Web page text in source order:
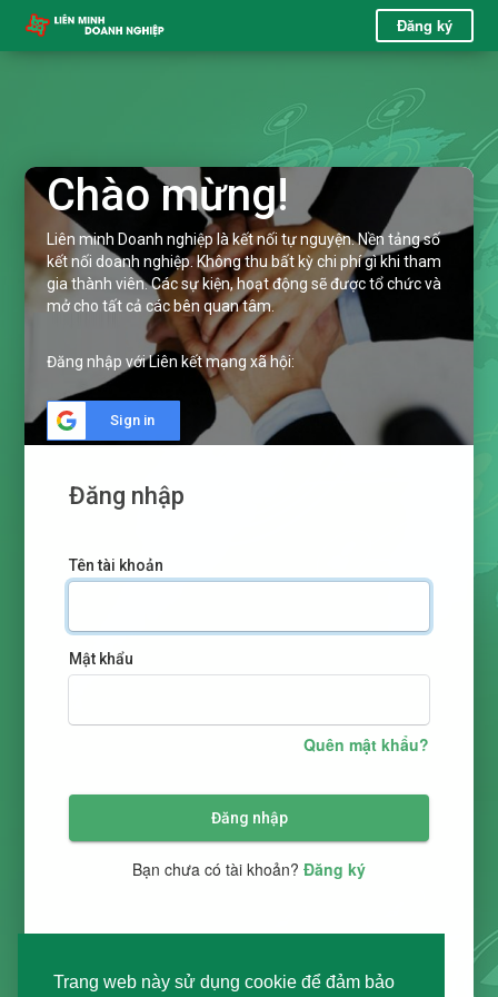
Trang web này sử dụng cookie để đảm bảo
Đăng ký
Chào mừng!
Liên minh Doanh nghiệp là kết nối tự nguyện. Nền tảng số
kết nối doanh nghiệp. Không thu bất kỳ chi phí gì khi tham
gia thành viên. Các sự kiện, hoạt động sẽ được tổ chức và
mở cho tất cả các bên quan tâm.
Đăng nhập với Liên kết mạng xã hội:
Sign in
Đăng nhập
Tên tài khoản
Mật khẩu
Quên mật khẩu?
Đăng nhập
Bạn chưa có tài khoản? Đăng ký